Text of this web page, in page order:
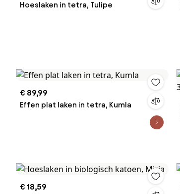
Hoeslaken in tetra, Tulipe
€ 89,99
Effen plat laken in tetra, Kumla
€ 18,59